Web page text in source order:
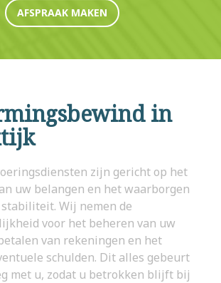
AFSPRAAK MAKEN
in
zijn gericht op het
uw belangen en het waarborgen
Wij nemen de
voor het beheren van uw
van rekeningen en het
schulden. Dit alles gebeurt
met u, zodat u betrokken blijft bij